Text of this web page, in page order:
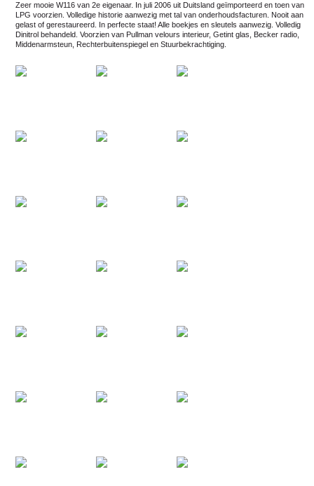
Zeer mooie W116 van 2e eigenaar. In juli 2006 uit Duitsland geïmporteerd en toen van
LPG voorzien. Volledige historie aanwezig met tal van onderhoudsfacturen. Nooit aan
gelast of gerestaureerd. In perfecte staat! Alle boekjes en sleutels aanwezig. Volledig
Dinitrol behandeld. Voorzien van Pullman velours interieur, Getint glas, Becker radio,
Middenarmsteun, Rechterbuitenspiegel en Stuurbekrachtiging.